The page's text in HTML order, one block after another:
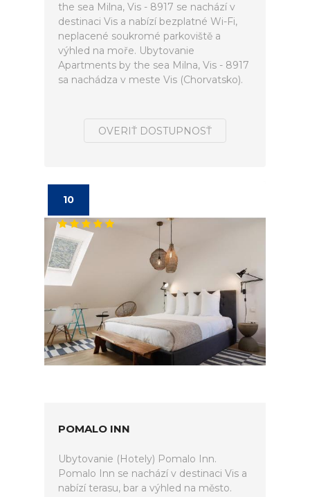
the sea Milna, Vis - 8917 se nachází v
destinaci Vis a nabízí bezplatné Wi-Fi,
neplacené soukromé parkoviště a
výhled na moře. Ubytovanie
Apartments by the sea Milna, Vis - 8917
sa nachádza v meste Vis (Chorvatsko).
OVERIŤ DOSTUPNOSŤ
10
POMALO INN
Ubytovanie (Hotely) Pomalo Inn.
Pomalo Inn se nachází v destinaci Vis a
nabízí terasu, bar a výhled na město.